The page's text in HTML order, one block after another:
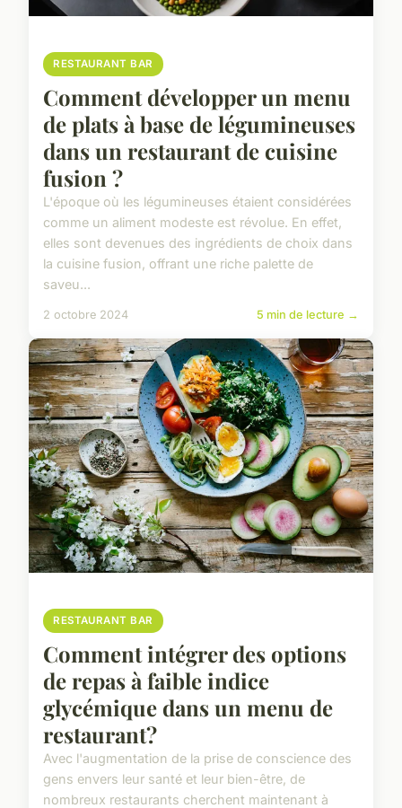
RESTAURANT BAR
Comment développer un menu
de plats à base de légumineuses
dans un restaurant de cuisine
fusion ?
L'époque où les légumineuses étaient considérées
comme un aliment modeste est révolue. En effet,
elles sont devenues des ingrédients de choix dans
la cuisine fusion, offrant une riche palette de
saveu...
2 octobre 2024 5 min de lecture →
RESTAURANT BAR
Comment intégrer des options
de repas à faible indice
glycémique dans un menu de
restaurant?
Avec l'augmentation de la prise de conscience des
gens envers leur santé et leur bien-être, de
nombreux restaurants cherchent maintenant à